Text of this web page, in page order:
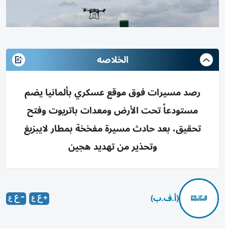
الخلاصه
رصد مسيرات فوق موقع عسكري بألمانيا يضم
مستودعاً تحت الأرض ومعدات باتريوت وفتح
تحقيق، بعد حادث مسيرة مفخخة بمطار لايبزيغ
وتحذير من تهديد هجين
(أ.ف.ب)